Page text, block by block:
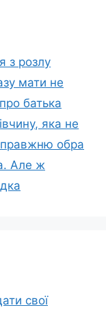
з розлу
мати не
батька
яка не
обра
Але ж
свої